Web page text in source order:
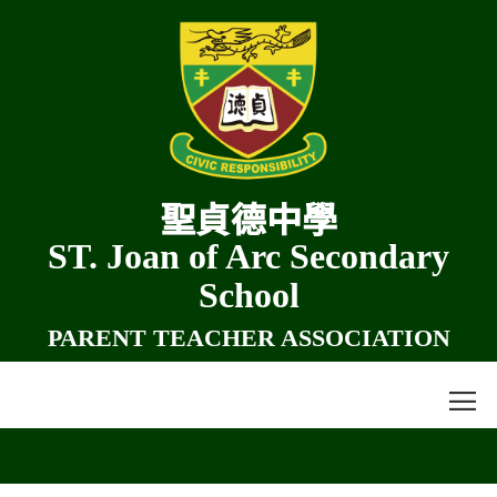
聖貞德中學
ST. Joan of Arc Secondary
School
PARENT TEACHER ASSOCIATION
≡